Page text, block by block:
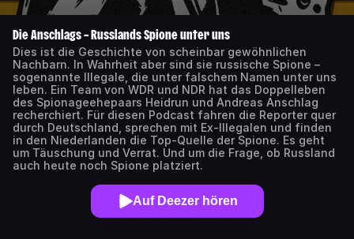
Die Anschlags – Russlands Spione unter uns
Dies ist die Geschichte von scheinbar gewöhnlichen
Nachbarn. In Wahrheit aber sind sie russische Spione –
sogenannte Illegale, die unter falschem Namen unter uns
leben. Ein Team von WDR und NDR hat das Doppelleben
des Spionageehepaars Heidrun und Andreas Anschlag
recherchiert. Für diesen Podcast fahren die Reporter quer
durch Deutschland, sprechen mit Ex-Illegalen und finden
in den Niederlanden die Top-Quelle der Spione. Es geht
um Täuschung und Verrat. Und um die Frage, ob Russland
auch heute noch Spione platziert.
Auf Deezer hören